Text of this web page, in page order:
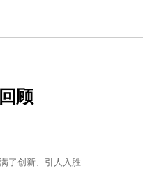
顾
了创新、引人入胜